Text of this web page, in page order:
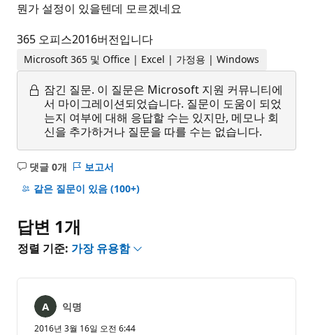
뭔가 설정이 있을텐데 모르겠네요
365 오피스2016버전입니다
Microsoft 365 및 Office | Excel | 가정용 | Windows
잠긴 질문. 이 질문은 Microsoft 지원 커뮤니티에
서 마이그레이션되었습니다. 질문이 도움이 되었
는지 여부에 대해 응답할 수는 있지만, 메모나 회
신을 추가하거나 질문을 따를 수는 없습니다.
댓글 0개
설
명
음
보고서
같은 질문이 있음 (100+)
답변 1개
정렬 기준: 가장 유용함
익명
2016년 3월 16일 오전 6:44